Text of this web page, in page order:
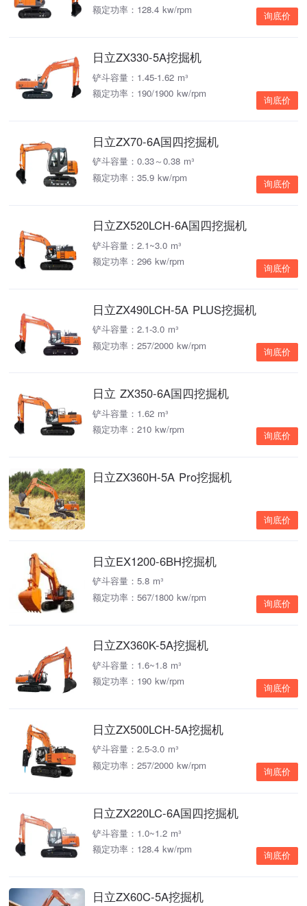
额定功率：128.4 kw/rpm
询底价
日立ZX330-5A挖掘机
铲斗容量：1.45-1.62 m³
额定功率：190/1900 kw/rpm
询底价
日立ZX70-6A国四挖掘机
铲斗容量：0.33～0.38 m³
额定功率：35.9 kw/rpm
询底价
日立ZX520LCH-6A国四挖掘机
铲斗容量：2.1~3.0 m³
额定功率：296 kw/rpm
询底价
日立ZX490LCH-5A PLUS挖掘机
铲斗容量：2.1-3.0 m³
额定功率：257/2000 kw/rpm
询底价
日立 ZX350-6A国四挖掘机
铲斗容量：1.62 m³
额定功率：210 kw/rpm
询底价
日立ZX360H-5A Pro挖掘机
询底价
日立EX1200-6BH挖掘机
铲斗容量：5.8 m³
额定功率：567/1800 kw/rpm
询底价
日立ZX360K-5A挖掘机
铲斗容量：1.6~1.8 m³
额定功率：190 kw/rpm
询底价
日立ZX500LCH-5A挖掘机
铲斗容量：2.5-3.0 m³
额定功率：257/2000 kw/rpm
询底价
日立ZX220LC-6A国四挖掘机
铲斗容量：1.0~1.2 m³
额定功率：128.4 kw/rpm
询底价
日立ZX60C-5A挖掘机